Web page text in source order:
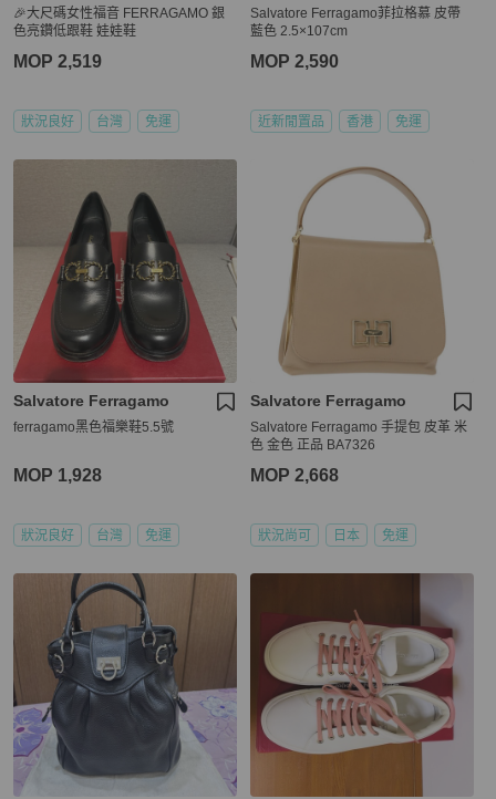
🎉大尺碼女性福音 FERRAGAMO 銀
色亮鑽低跟鞋 娃娃鞋
MOP 2,519
狀況良好 台灣 免運
Salvatore Ferragamo菲拉格慕 皮帶
藍色 2.5×107cm
MOP 2,590
近新閒置品 香港 免運
Salvatore Ferragamo
ferragamo黑色福樂鞋5.5號
MOP 1,928
狀況良好 台灣 免運
Salvatore Ferragamo
Salvatore Ferragamo 手提包 皮革 米
色 金色 正品 BA7326
MOP 2,668
狀況尚可 日本 免運